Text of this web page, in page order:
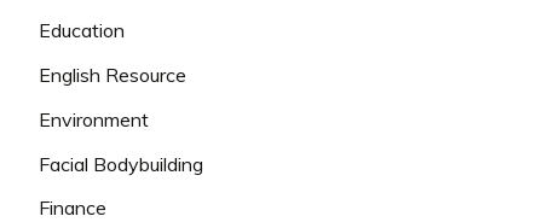
Education
English Resource
Environment
Facial Bodybuilding
Finance